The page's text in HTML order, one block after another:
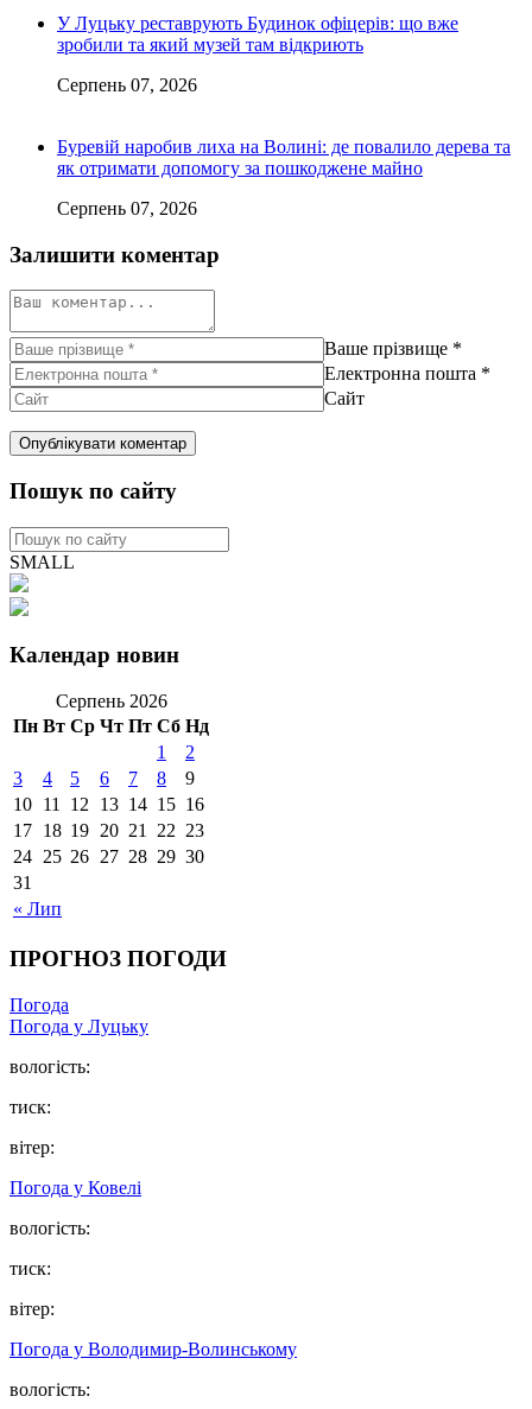
У Луцьку реставрують Будинок офіцерів: що вже
зробили та який музей там відкриють
Серпень 07, 2026
Буревій наробив лиха на Волині: де повалило дерева та
як отримати допомогу за пошкоджене майно
Серпень 07, 2026
Залишити коментар
Ваше прізвище *
Електронна пошта *
Сайт
Пошук по сайту
SMALL
Календар новин
Серпень 2026
Пн Вт Ср Чт Пт Сб Нд
« Лип
1
2
3
4 5 6 7 8
9
10 11 12 13 14 15 16
17 18 19 20 21 22 23
24 25 26 27 28 29 30
31
ПРОГНОЗ ПОГОДИ
Погода
Погода у Луцьку
вологість:
тиск:
вітер:
Погода у Ковелі
вологість:
тиск:
вітер:
Погода у Володимир-Волинському
вологість: